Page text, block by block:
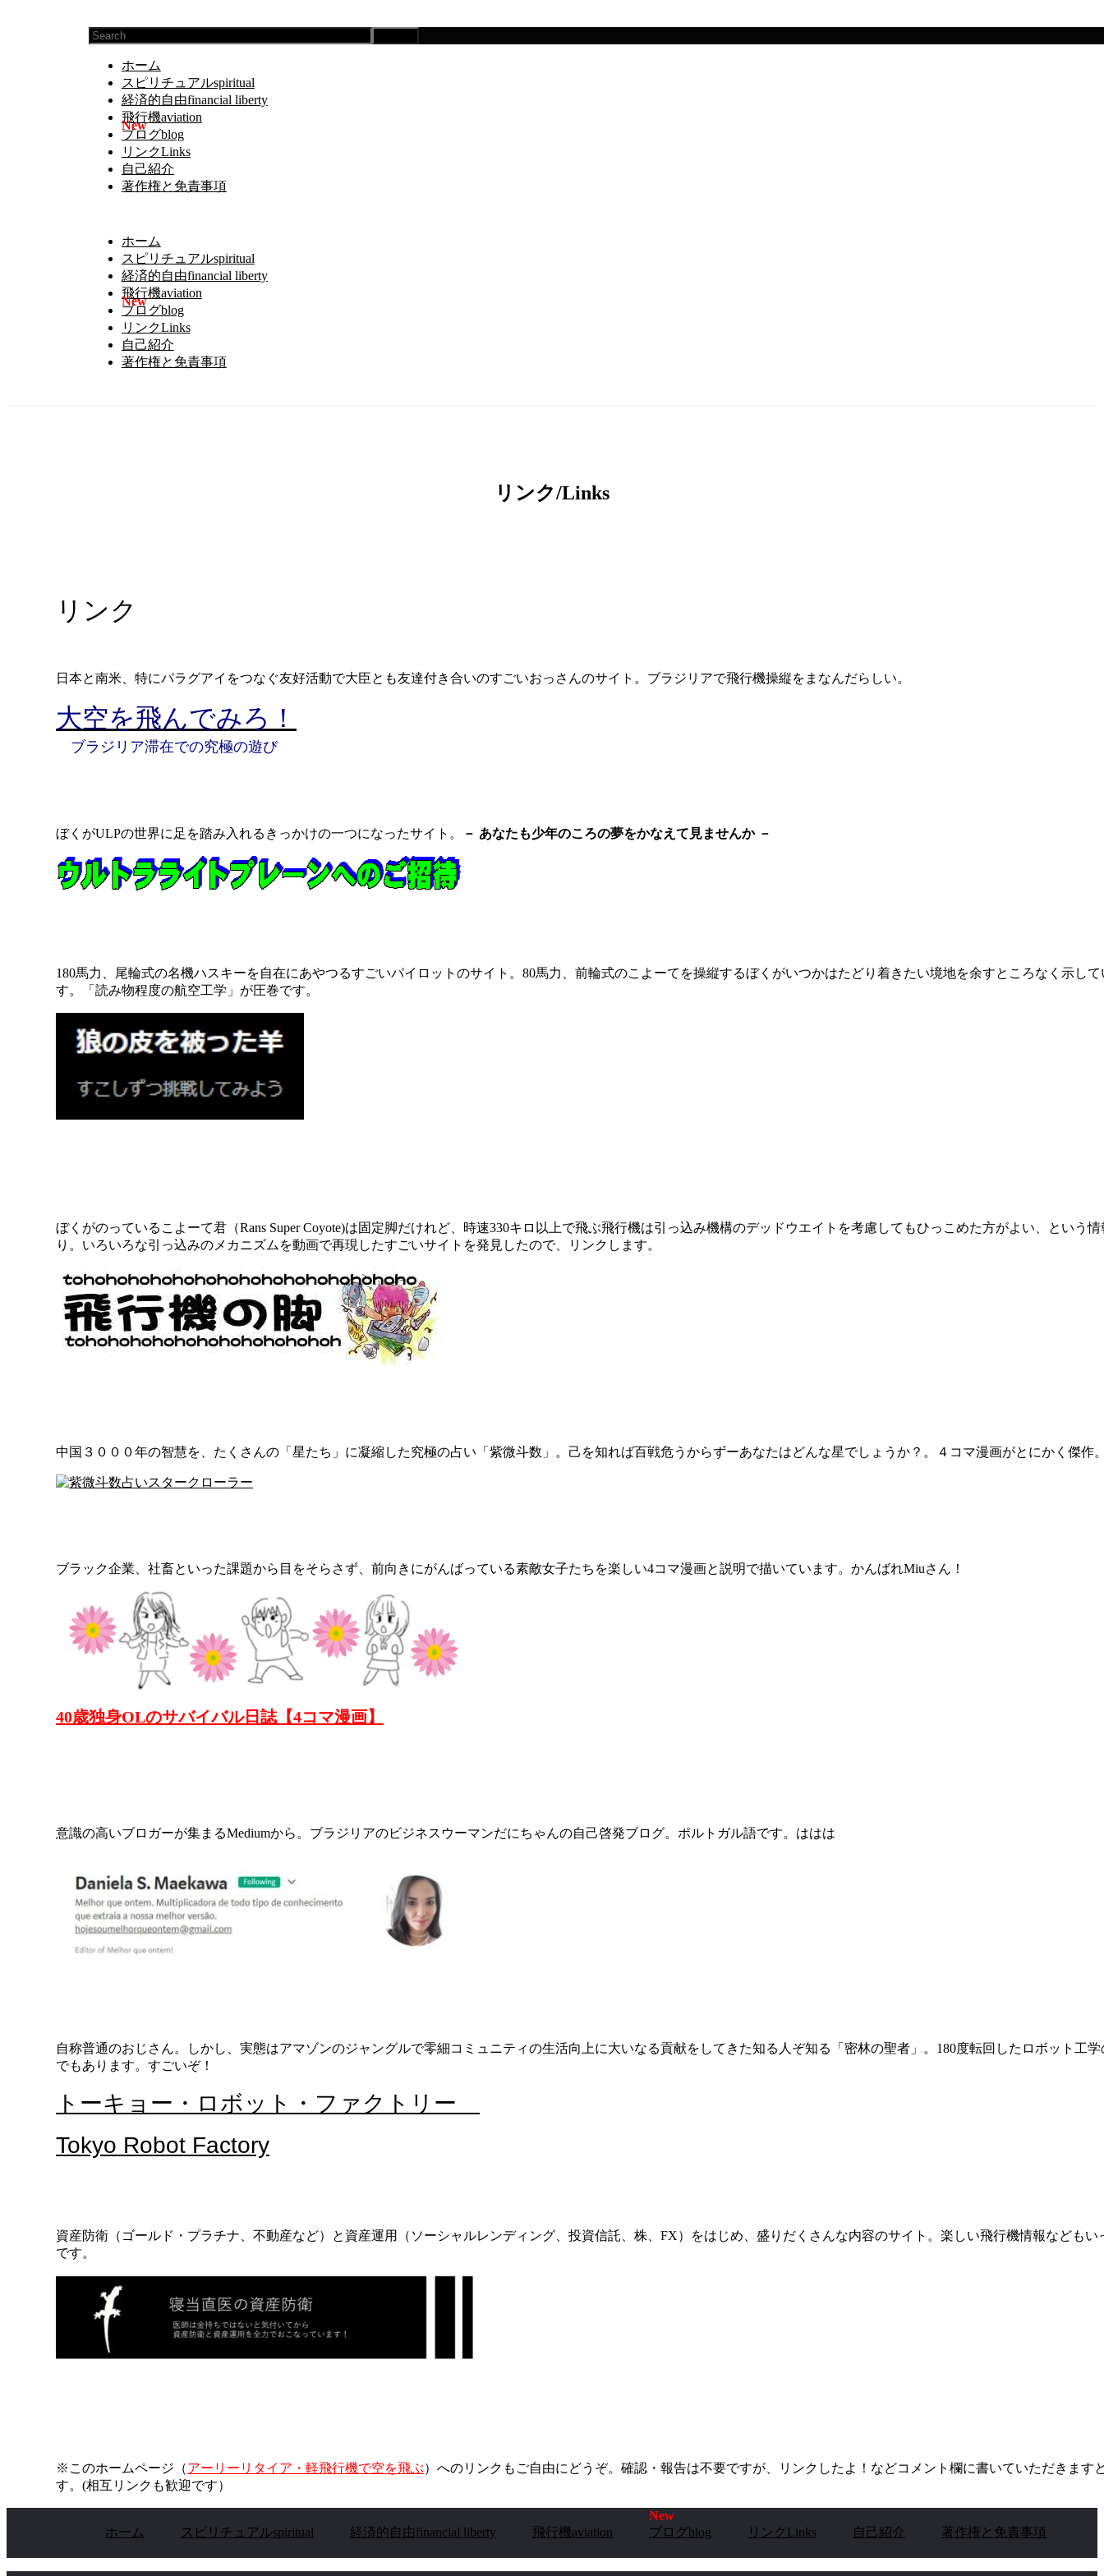
ホーム
スピリチュアルspiritual
経済的自由financial liberty
飛行機aviation
ブログblog
リンクLinks
自己紹介
著作権と免責事項
ホーム
スピリチュアルspiritual
経済的自由financial liberty
飛行機aviation
ブログblog
リンクLinks
自己紹介
著作権と免責事項
リンク/Links
リンク
日本と南米、特にパラグアイをつなぐ友好活動で大臣とも友達付き合いのすごいおっさんのサイト。ブラジリアで飛行機操縦をまなんだらしい。
大空を飛んでみろ！
ブラジリア滞在での究極の遊び
ぼくがULPの世界に足を踏み入れるきっかけの一つになったサイト。 － あなたも少年のころの夢をかなえて見ませんか －
180馬力、尾輪式の名機ハスキーを自在にあやつるすごいパイロットのサイト。80馬力、前輪式のこよーてを操縦するぼくがいつかはたどり着きたい境地を余すところなく示して
す。「読み物程度の航空工学」が圧巻です。
ぼくがのっているこよーて君（Rans Super Coyote)は固定脚だけれど、時速330キロ以上で飛ぶ飛行機は引っ込み機構のデッドウエイトを考慮してもひっこめた方がよい、という
り。いろいろな引っ込みのメカニズムを動画で再現したすごいサイトを発見したので、リンクします。
中国３０００年の智慧を、たくさんの「星たち」に凝縮した究極の占い「紫微斗数」。己を知れば百戦危うからずーあなたはどんな星でしょうか？。４コマ漫画がとにかく傑作
ブラック企業、社畜といった課題から目をそらさず、前向きにがんばっている素敵女子たちを楽しい4コマ漫画と説明で描いています。かんばれMiuさん！
40歳独身OLのサバイバル日誌【4コマ漫画】
意識の高いブロガーが集まるMediumから。ブラジリアのビジネスウーマンだにちゃんの自己啓発ブログ。ポルトガル語です。ははは
自称普通のおじさん。しかし、実態はアマゾンのジャングルで零細コミュニティの生活向上に大いなる貢献をしてきた知る人ぞ知る「密林の聖者」。180度転回したロボット工学
でもあります。すごいぞ！
トーキョー・ロボット・ファクトリー
Tokyo Robot Factory
資産防衛（ゴールド・プラチナ、不動産など）と資産運用（ソーシャルレンディング、投資信託、株、FX）をはじめ、盛りだくさんな内容のサイト。楽しい飛行機情報などもい
です。
※このホームページ（アーリーリタイア・軽飛行機で空を飛ぶ）へのリンクもご自由にどうぞ。確認・報告は不要ですが、リンクしたよ！などコメント欄に書いていただきます
す。(相互リンクも歓迎です）
ホーム スピリチュアルspiritual 経済的自由financial liberty 飛行機aviation ブログblog リンクLinks 自己紹介 著作権と免責事項